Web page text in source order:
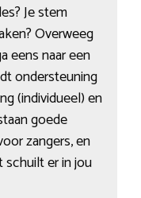
Je stem
Overweeg
eens naar een
ondersteuning
(individueel) en
goede
zangers, en
schuilt er in jou